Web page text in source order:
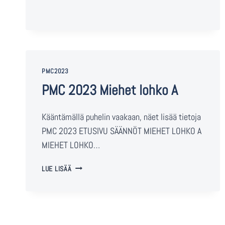
PMC2023
PMC 2023 Miehet lohko A
Kääntämällä puhelin vaakaan, näet lisää tietoja
PMC 2023 ETUSIVU SÄÄNNÖT MIEHET LOHKO A
MIEHET LOHKO…
LUE LISÄÄ